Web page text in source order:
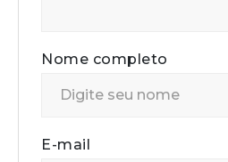
Nome completo
E-mail